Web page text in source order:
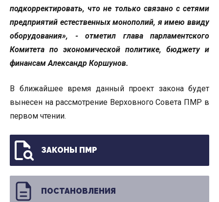
подкорректировать, что не только связано с сетями
предприятий естественных монополий, я имею ввиду
оборудования», - отметил глава парламентского
Комитета по экономической политике, бюджету и
финансам Александр Коршунов.
В ближайшее время данный проект закона будет
вынесен на рассмотрение Верховного Совета ПМР в
первом чтении.
ЗАКОНЫ ПМР
ПОСТАНОВЛЕНИЯ